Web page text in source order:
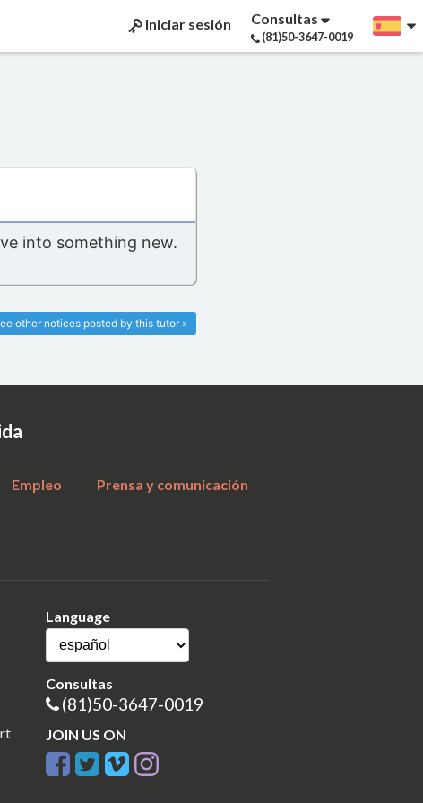
Iniciar sesión Consultas
(81)50-3647-0019
into something new.
other notices posted by this tutor »
Empleo Prensa y comunicación
Language
Consultas
(81)50-3647-0019
JOIN US ON